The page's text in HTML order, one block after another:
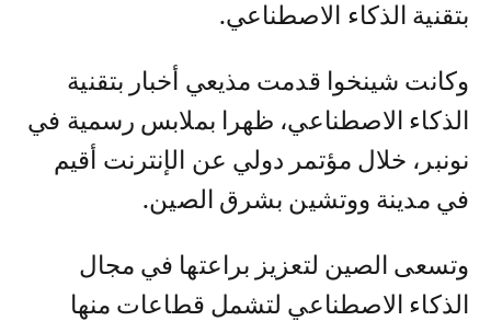
بتقنية الذكاء الاصطناعي.
وكانت شينخوا قدمت مذيعي أخبار بتقنية
الذكاء الاصطناعي، ظهرا بملابس رسمية في
نونبر، خلال مؤتمر دولي عن الإنترنت أقيم
في مدينة ووتشين بشرق الصين.
وتسعى الصين لتعزيز براعتها في مجال
الذكاء الاصطناعي لتشمل قطاعات منها